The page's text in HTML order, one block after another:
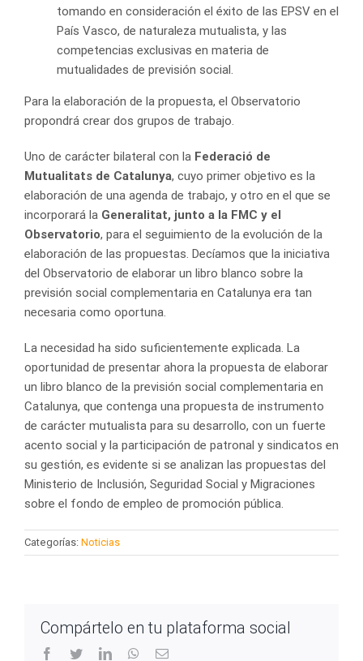
tomando en consideración el éxito de las EPSV en el
País Vasco, de naturaleza mutualista, y las
competencias exclusivas en materia de
mutualidades de previsión social.
Para la elaboración de la propuesta, el Observatorio
propondrá crear dos grupos de trabajo.
Uno de carácter bilateral con la Federació de
Mutualitats de Catalunya, cuyo primer objetivo es la
elaboración de una agenda de trabajo, y otro en el que se
incorporará la Generalitat, junto a la FMC y el
Observatorio, para el seguimiento de la evolución de la
elaboración de las propuestas. Decíamos que la iniciativa
del Observatorio de elaborar un libro blanco sobre la
previsión social complementaria en Catalunya era tan
necesaria como oportuna.
La necesidad ha sido suficientemente explicada. La
oportunidad de presentar ahora la propuesta de elaborar
un libro blanco de la previsión social complementaria en
Catalunya, que contenga una propuesta de instrumento
de carácter mutualista para su desarrollo, con un fuerte
acento social y la participación de patronal y sindicatos en
su gestión, es evidente si se analizan las propuestas del
Ministerio de Inclusión, Seguridad Social y Migraciones
sobre el fondo de empleo de promoción pública.
Categorías: Noticias
Compártelo en tu plataforma social
facebook
twitterlinkedinwhatsappCorreo